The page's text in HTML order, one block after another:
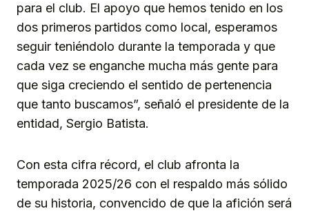
para el club. El apoyo que hemos tenido en los
dos primeros partidos como local, esperamos
seguir teniéndolo durante la temporada y que
cada vez se enganche mucha más gente para
que siga creciendo el sentido de pertenencia
que tanto buscamos”, señaló el presidente de la
entidad, Sergio Batista.
Con esta cifra récord, el club afronta la
temporada 2025/26 con el respaldo más sólido
de su historia, convencido de que la afición será